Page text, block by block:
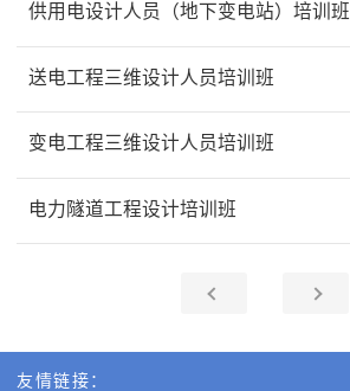
供用电设计人员（地下变电站）培训班
送电工程三维设计人员培训班
变电工程三维设计人员培训班
电力隧道工程设计培训班
友情链接：